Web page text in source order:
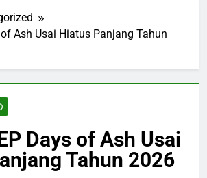
Ash Usai Hiatus Panjang Tahun
Days of Ash Usai
Tahun 2026